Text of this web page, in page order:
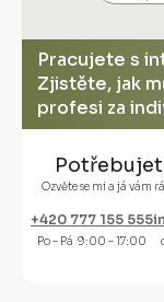
Pracujete s
Zjistěte, jak
profesi za
Ozvěte se mi a já vám
+420 777 155 555
Po – Pá 9:00 – 17:00